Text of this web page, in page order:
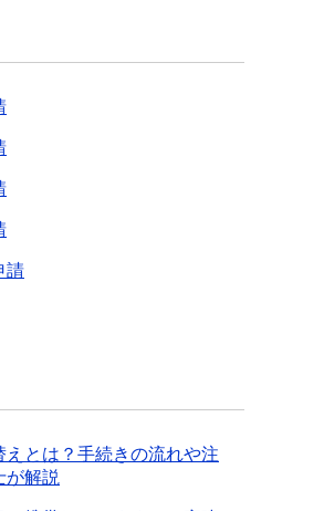
請
えとは？手続きの流れや注
が解説